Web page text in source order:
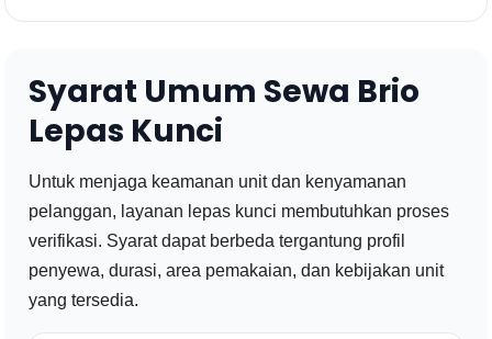
Syarat Umum Sewa Brio
Lepas Kunci
Untuk menjaga keamanan unit dan kenyamanan
pelanggan, layanan lepas kunci membutuhkan proses
verifikasi. Syarat dapat berbeda tergantung profil
penyewa, durasi, area pemakaian, dan kebijakan unit
yang tersedia.